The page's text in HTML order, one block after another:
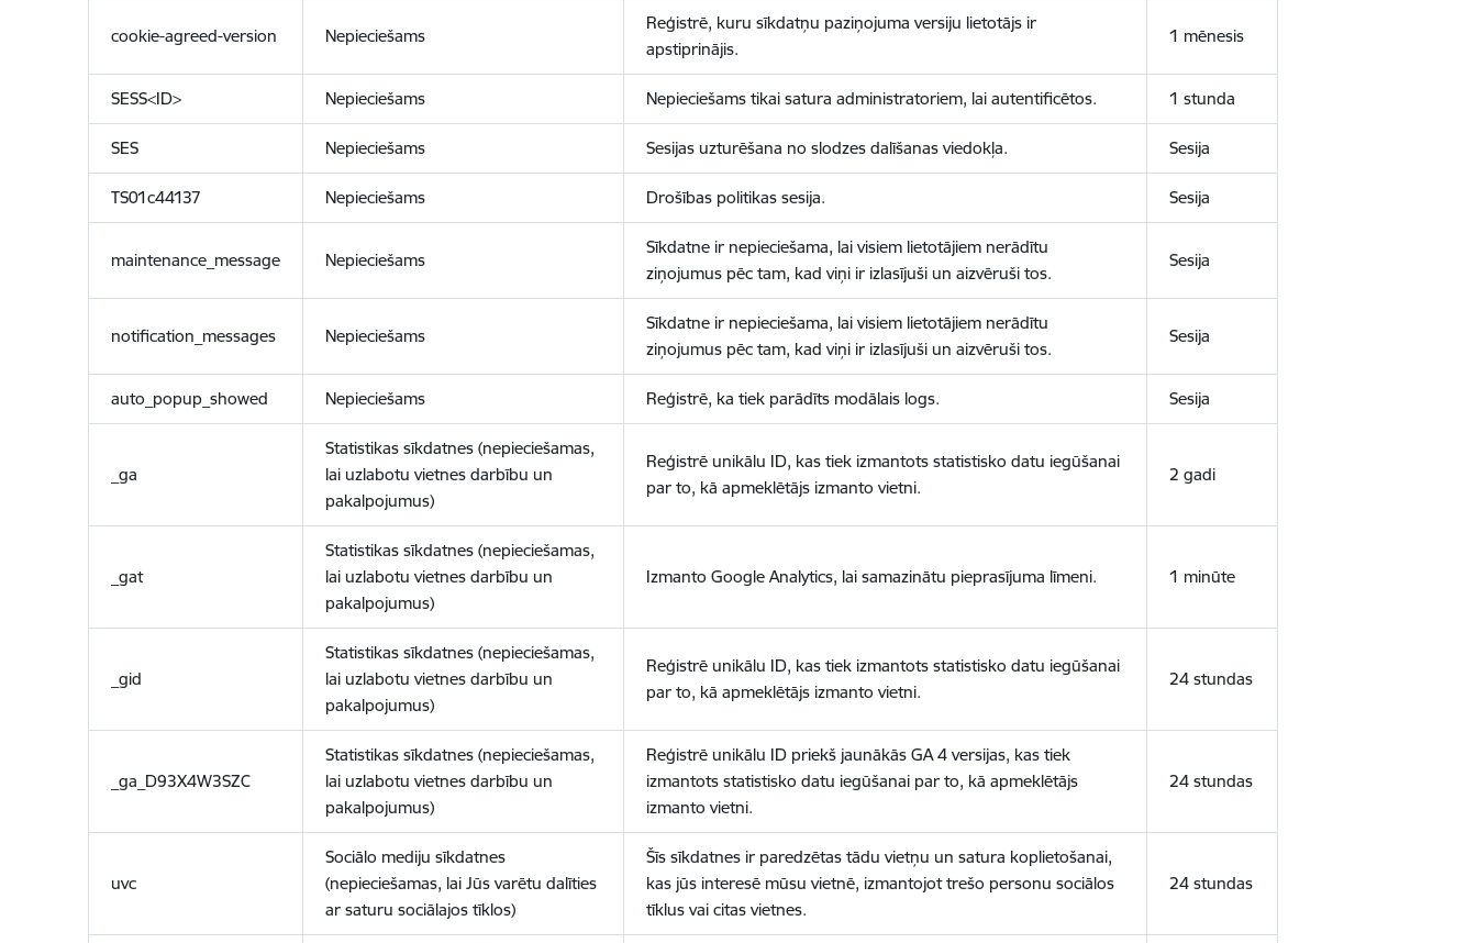
cookie-agreed-version Nepieciešams
Reģistrē, kuru sīkdatņu paziņojuma versiju lietotājs ir
apstiprinājis.
1 mēnesis
SESS<ID> Nepieciešams Nepieciešams tikai satura administratoriem, lai autentificētos. 1 stunda
SES Nepieciešams Sesijas uzturēšana no slodzes dalīšanas viedokļa. Sesija
TS01c44137 Nepieciešams Drošības politikas sesija. Sesija
maintenance_message Nepieciešams
Sīkdatne ir nepieciešama, lai visiem lietotājiem nerādītu
ziņojumus pēc tam, kad viņi ir izlasījuši un aizvēruši tos.
Sesija
notification_messages Nepieciešams
Sīkdatne ir nepieciešama, lai visiem lietotājiem nerādītu
ziņojumus pēc tam, kad viņi ir izlasījuši un aizvēruši tos.
Sesija
auto_popup_showed Nepieciešams Reģistrē, ka tiek parādīts modālais logs. Sesija
_ga
Statistikas sīkdatnes (nepieciešamas,
lai uzlabotu vietnes darbību un
pakalpojumus)
Reģistrē unikālu ID, kas tiek izmantots statistisko datu iegūšanai
par to, kā apmeklētājs izmanto vietni.
2 gadi
_gat
Statistikas sīkdatnes (nepieciešamas,
lai uzlabotu vietnes darbību un
pakalpojumus)
Izmanto Google Analytics, lai samazinātu pieprasījuma līmeni. 1 minūte
_gid
Statistikas sīkdatnes (nepieciešamas,
lai uzlabotu vietnes darbību un
pakalpojumus)
Reģistrē unikālu ID, kas tiek izmantots statistisko datu iegūšanai
par to, kā apmeklētājs izmanto vietni.
24 stundas
_ga_D93X4W3SZC
Statistikas sīkdatnes (nepieciešamas,
lai uzlabotu vietnes darbību un
pakalpojumus)
Reģistrē unikālu ID priekš jaunākās GA 4 versijas, kas tiek
izmantots statistisko datu iegūšanai par to, kā apmeklētājs
izmanto vietni.
24 stundas
uvc
Sociālo mediju sīkdatnes
(nepieciešamas, lai Jūs varētu dalīties
ar saturu sociālajos tīklos)
Šīs sīkdatnes ir paredzētas tādu vietņu un satura koplietošanai,
kas jūs interesē mūsu vietnē, izmantojot trešo personu sociālos
tīklus vai citas vietnes.
24 stundas